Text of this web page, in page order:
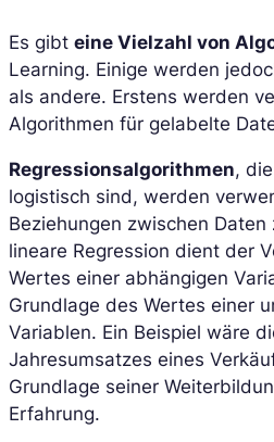
Es gibt eine Vielzahl von
Learning. Einige werden
als andere. Erstens werden
Algorithmen für gelabelte
Regressionsalgorithmen,
logistisch sind, werden
Beziehungen zwischen Daten
lineare Regression dient der
Wertes einer abhängigen
Grundlage des Wertes einer
Variablen. Ein Beispiel wäre
Jahresumsatzes eines
Grundlage seiner
Erfahrung.